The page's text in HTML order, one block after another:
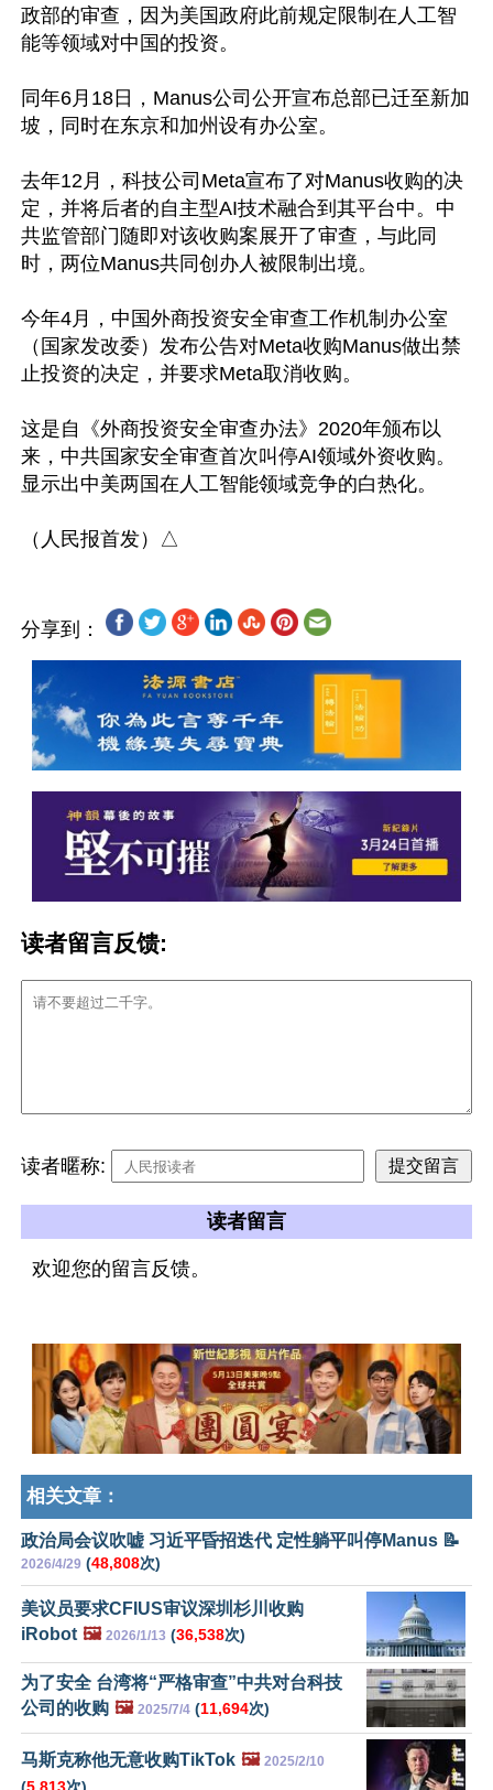
政部的审查，因为美国政府此前规定限制在人工智
能等领域对中国的投资。
同年6月18日，Manus公司公开宣布总部已迁至新加
坡，同时在东京和加州设有办公室。
去年12月，科技公司Meta宣布了对Manus收购的决
定，并将后者的自主型AI技术融合到其平台中。中
共监管部门随即对该收购案展开了审查，与此同
时，两位Manus共同创办人被限制出境。
今年4月，中国外商投资安全审查工作机制办公室
（国家发改委）发布公告对Meta收购Manus做出禁
止投资的决定，并要求Meta取消收购。
这是自《外商投资安全审查办法》2020年颁布以
来，中共国家安全审查首次叫停AI领域外资收购。
显示出中美两国在人工智能领域竞争的白热化。
分享到：
读者留言反馈:
读者暱称:
读者留言
欢迎您的留言反馈。
相关文章：
政治局会议吹嘘 习近平昏招迭代 定性躺平叫停Manus 📝
2026/4/29 (48,808次)
美议员要求CFIUS审议深圳杉川收购
iRobot 🖼️ 2026/1/13 (36,538次)
为了安全 台湾将“严格审查”中共对台科技
公司的收购 🖼️ 2025/7/4 (11,694次)
马斯克称他无意收购TikTok 🖼️ 2025/2/10